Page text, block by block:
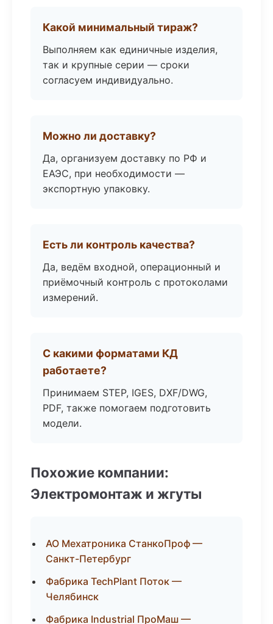
Какой минимальный тираж?
Выполняем как единичные изделия,
так и крупные серии — сроки
согласуем индивидуально.
Можно ли доставку?
Да, организуем доставку по РФ и
ЕАЭС, при необходимости —
экспортную упаковку.
Есть ли контроль качества?
Да, ведём входной, операционный и
приёмочный контроль с протоколами
измерений.
С какими форматами КД
работаете?
Принимаем STEP, IGES, DXF/DWG,
PDF, также помогаем подготовить
модели.
Похожие компании:
Электромонтаж и жгуты
АО Мехатроника СтанкоПроф —
Санкт-Петербург
Фабрика TechPlant Поток —
Челябинск
Фабрика Industrial ПроМаш —